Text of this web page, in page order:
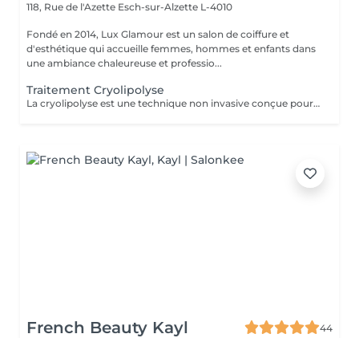
118, Rue de l'Azette Esch-sur-Alzette L-4010
Fondé en 2014, Lux Glamour est un salon de coiffure et
d'esthétique qui accueille femmes, hommes et enfants dans
une ambiance chaleureuse et professio...
Traitement Cryolipolyse
La cryolipolyse est une technique non invasive conçue pour réduire les amas graisseux localisés. Grâce au froid contrôlé, les cellules graisseuses sont cristallisées puis éliminées naturellement par l'organisme, sans chirurgie ni aiguilles. Ce traitement permet de remodeler la silhouette de façon ciblée, avec des résultats progressifs et durables, tout en préservant la peau et les tissus environnants. Idéal pour les zones comme le ventre, les cuisses ou les bras, il offre une alternative sûre et efficace pour affiner la silhouette.
French Beauty Kayl
44